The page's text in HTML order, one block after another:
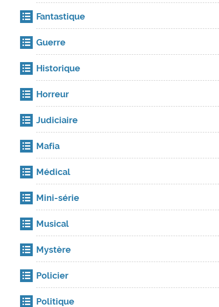
Fantastique
Guerre
Historique
Horreur
Judiciaire
Mafia
Médical
Mini-série
Musical
Mystère
Policier
Politique